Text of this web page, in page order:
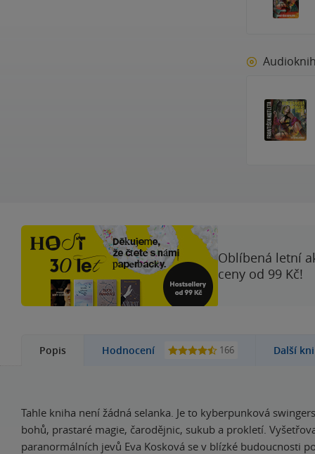
Oblíbená letní
ceny od 99 Kč!
Popis Hodnocení 166 Další
Tahle kniha není žádná selanka. Je to kyberpunková
bohů, prastaré magie, čarodějnic, sukub a prokletí.
paranormálních jevů Eva Kosková se v blízké budoucnosti